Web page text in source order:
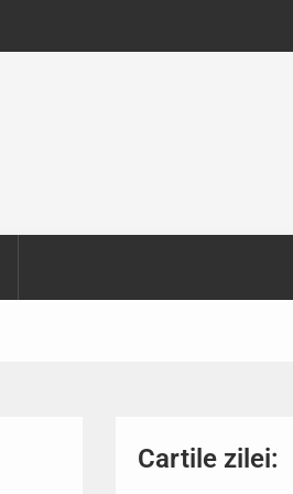
Expoziția
130.000 de
Cartile zilei: